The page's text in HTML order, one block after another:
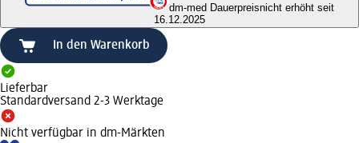
dm-med Dauerpreisnicht erhöht seit
16.12.2025
In den Warenkorb
Lieferbar
Standardversand 2-3 Werktage
Nicht verfügbar in dm-Märkten